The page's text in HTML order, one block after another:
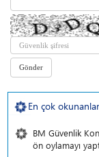
En çok okunanlar
BM Güvenlik
ön oylamayı